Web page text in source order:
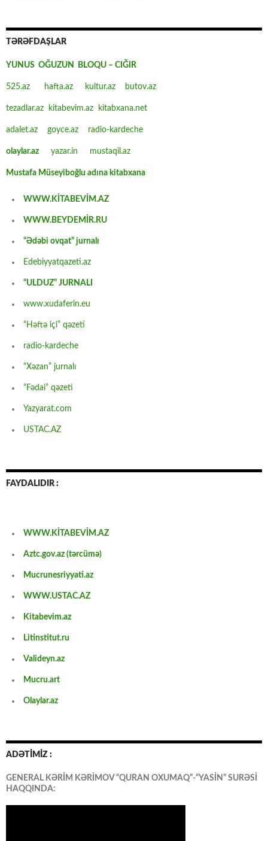
TƏRƏFDAŞLAR
YUNUS OĞUZUN BLOQU – CIĞIR
525.az hafta.az kultur.az butov.az
tezadlar.az kitabevim.az kitabxana.net
adalet.az goyce.az radio-kardeche
olaylar.az yazar.in mustaqil.az
Mustafa Müseyiboğlu adına kitabxana
WWW.KİTABEVİM.AZ
WWW.BEYDEMİR.RU
“Ədəbi ovqat” jurnalı
Edebiyyatqazeti.az
“ULDUZ” JURNALI
www.xudaferin.eu
“Həftə içi” qəzeti
radio-kardeche
“Xəzan” jurnalı
“Fədai” qəzeti
Yazyarat.com
USTAC.AZ
FAYDALIDIR :
WWW.KİTABEVİM.AZ
Aztc.gov.az (tərcümə)
Mucrunesriyyati.az
WWW.USTAC.AZ
Kitabevim.az
Litinstitut.ru
Valideyn.az
Mucru.art
Olaylar.az
ADƏTİMİZ :
GENERAL KƏRİM KƏRİMOV “QURAN OXUMAQ”-“YASİN” SURƏSİ
HAQQINDA: